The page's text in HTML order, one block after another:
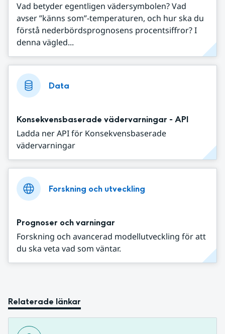
Vad betyder egentligen vädersymbolen? Vad
avser ”känns som”-temperaturen, och hur ska du
förstå nederbördsprognosens procentsiffror? I
denna vägled...
Data
Konsekvensbaserade vädervarningar - API
Ladda ner API för Konsekvensbaserade
vädervarningar
Forskning och utveckling
Prognoser och varningar
Forskning och avancerad modellutveckling för att
du ska veta vad som väntar.
Relaterade länkar